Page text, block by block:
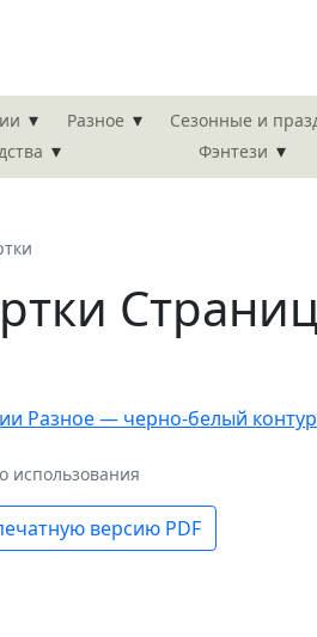
▾ Разное ▾ Сезонные и
▾ Фэнтези ▾
использования
версию PDF